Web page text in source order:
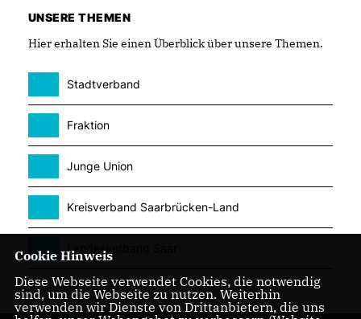
UNSERE THEMEN
Hier erhalten Sie einen Überblick über unsere Themen.
Stadtverband
Fraktion
Junge Union
Kreisverband Saarbrücken-Land
Landesverband Saar
Cookie Hinweis
Diese Webseite verwendet Cookies, die notwendig
sind, um die Webseite zu nutzen. Weiterhin
verwenden wir Dienste von Drittanbietern, die uns